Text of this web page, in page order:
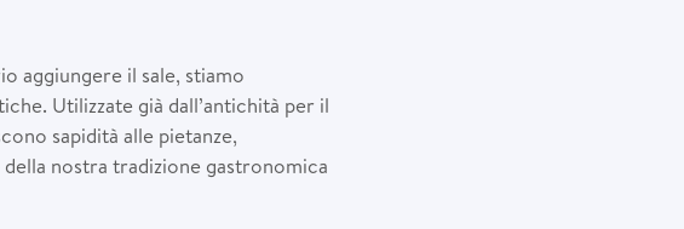
aggiungere il sale, stiamo
Utilizzate già dall’antichità per il
sapidità alle pietanze,
nostra tradizione gastronomica